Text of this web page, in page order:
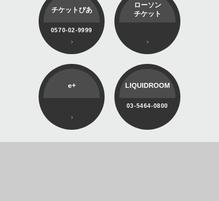
チケットぴあ
0570-02-9999
ローソン
チケット
e+ LIQUIDROOM
03-5464-0800